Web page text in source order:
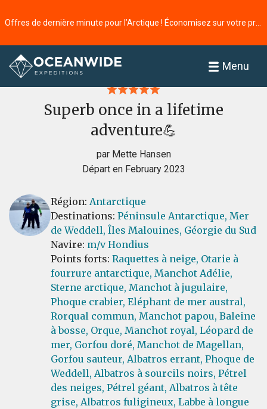
Menu
Accueil
Superb once in a lifetime
adventure💪
par Mette Hansen
Départ en February 2023
Région: Antarctique
Destinations: Péninsule Antarctique, Mer
de Weddell, Îles Malouines, Géorgie du Sud
Navire: m/v Hondius
Points forts: Raquettes à neige, Otarie à
fourrure antarctique, Manchot Adélie,
Sterne arctique, Manchot à jugulaire,
Phoque crabier, Eléphant de mer austral,
Rorqual commun, Manchot papou, Baleine
à bosse, Orque, Manchot royal, Léopard de
mer, Gorfou doré, Manchot de Magellan,
Gorfou sauteur, Albatros errant, Phoque de
Weddell, Albatros à sourcils noirs, Pétrel
des neiges, Pétrel géant, Albatros à tête
grise, Albatros fuligineux, Labbe à longue